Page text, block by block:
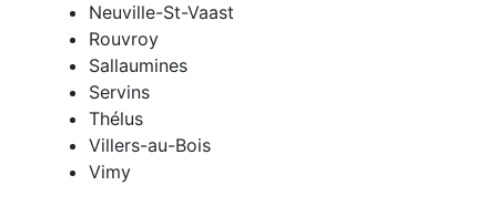
Neuville-St-Vaast
Rouvroy
Sallaumines
Servins
Thélus
Villers-au-Bois
Vimy